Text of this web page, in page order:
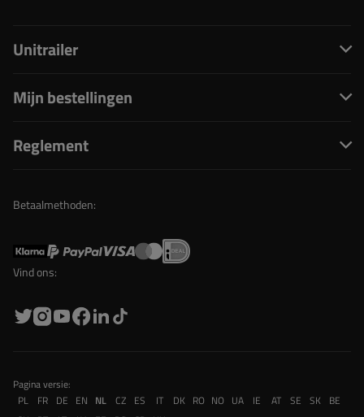
Unitrailer
Mijn bestellingen
Reglement
Betaalmethoden:
Vind ons:
Pagina versie:
PL
FR DE EN NL CZ ES IT DK RO NO UA IE AT SE SK BE